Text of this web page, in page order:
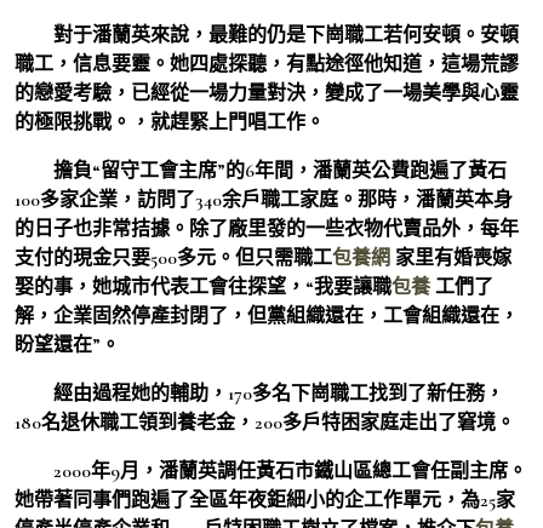
對于潘蘭英來說，最難的仍是下崗職工若何安頓。安頓
職工，信息要靈。她四處探聽，有點途徑他知道，這場荒謬
的戀愛考驗，已經從一場力量對決，變成了一場美學與心靈
的極限挑戰。，就趕緊上門唱工作。
擔負“留守工會主席”的6年間，潘蘭英公費跑遍了黃石
100多家企業，訪問了340余戶職工家庭。那時，潘蘭英本身
的日子也非常拮據。除了廠里發的一些衣物代賣品外，每年
支付的現金只要500多元。但只需職工包養網 家里有婚喪嫁
娶的事，她城市代表工會往探望，“我要讓職包養 工們了
解，企業固然停產封閉了，但黨組織還在，工會組織還在，
盼望還在”。
經由過程她的輔助，170多名下崗職工找到了新任務，
180名退休職工領到養老金，200多戶特困家庭走出了窘境。
2000年9月，潘蘭英調任黃石市鐵山區總工會任副主席。
她帶著同事們跑遍了全區年夜鉅細小的企工作單元，為25家